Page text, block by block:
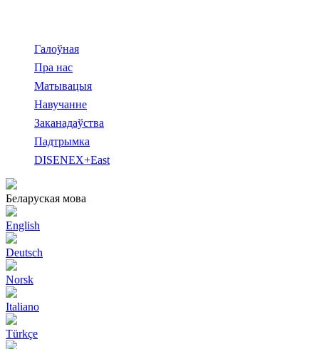
Галоўная
Пра нас
Матывацыя
Навучанне
Заканадаўства
Падтрымка
DISENEX+East
Беларуская мова
English
Deutsch
Norsk
Italiano
Türkçe